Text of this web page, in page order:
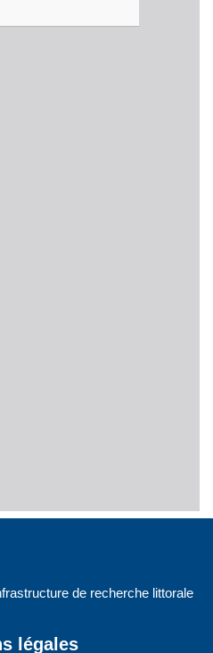
de recherche littorale
légales